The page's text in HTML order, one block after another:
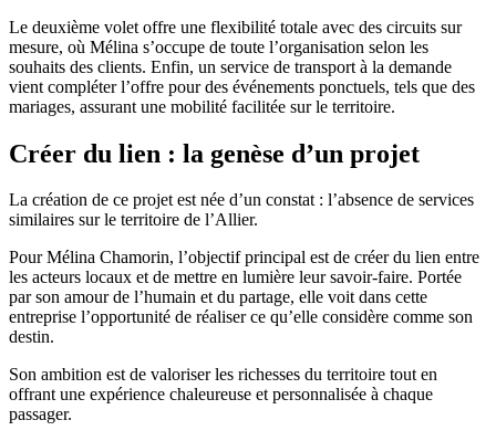
Le deuxième volet offre une flexibilité totale avec des circuits sur
mesure, où Mélina s’occupe de toute l’organisation selon les
souhaits des clients. Enfin, un service de transport à la demande
vient compléter l’offre pour des événements ponctuels, tels que des
mariages, assurant une mobilité facilitée sur le territoire.
Créer du lien : la genèse d’un projet
La création de ce projet est née d’un constat : l’absence de services
similaires sur le territoire de l’Allier.
Pour Mélina Chamorin, l’objectif principal est de créer du lien entre
les acteurs locaux et de mettre en lumière leur savoir-faire. Portée
par son amour de l’humain et du partage, elle voit dans cette
entreprise l’opportunité de réaliser ce qu’elle considère comme son
destin.
Son ambition est de valoriser les richesses du territoire tout en
offrant une expérience chaleureuse et personnalisée à chaque
passager.